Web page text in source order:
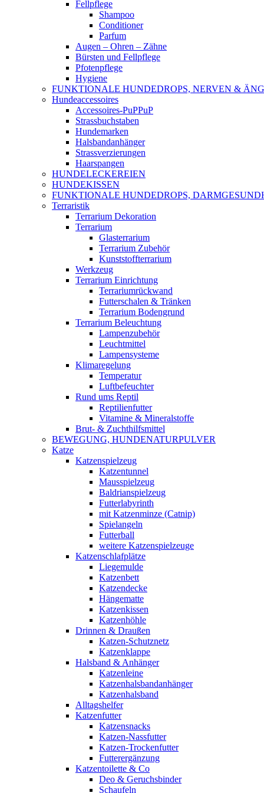
Fellpflege
Shampoo
Conditioner
Parfum
Augen – Ohren – Zähne
Bürsten und Fellpflege
Pfotenpflege
Hygiene
FUNKTIONALE HUNDEDROPS, NERVEN &
Hundeaccessoires
Accessoires-PuPPuP
Strassbuchstaben
Hundemarken
Halsbandanhänger
Strassverzierungen
Haarspangen
HUNDELECKEREIEN
HUNDEKISSEN
FUNKTIONALE HUNDEDROPS,
Terraristik
Terrarium Dekoration
Terrarium
Glasterrarium
Terrarium Zubehör
Kunststoffterrarium
Werkzeug
Terrarium Einrichtung
Terrariumrückwand
Futterschalen & Tränken
Terrarium Bodengrund
Terrarium Beleuchtung
Lampenzubehör
Leuchtmittel
Lampensysteme
Klimaregelung
Temperatur
Luftbefeuchter
Rund ums Reptil
Reptilienfutter
Vitamine & Mineralstoffe
Brut- & Zuchthilfsmittel
BEWEGUNG, HUNDENATURPULVER
Katze
Katzenspielzeug
Katzentunnel
Mausspielzeug
Baldrianspielzeug
Futterlabyrinth
mit Katzenminze (Catnip)
Spielangeln
Futterball
weitere Katzenspielzeuge
Katzenschlafplätze
Liegemulde
Katzenbett
Katzendecke
Hängematte
Katzenkissen
Katzenhöhle
Drinnen & Draußen
Katzen-Schutznetz
Katzenklappe
Halsband & Anhänger
Katzenleine
Katzenhalsbandanhänger
Katzenhalsband
Alltagshelfer
Katzenfutter
Katzensnacks
Katzen-Nassfutter
Katzen-Trockenfutter
Futterergänzung
Katzentoilette & Co
Deo & Geruchsbinder
Schaufeln